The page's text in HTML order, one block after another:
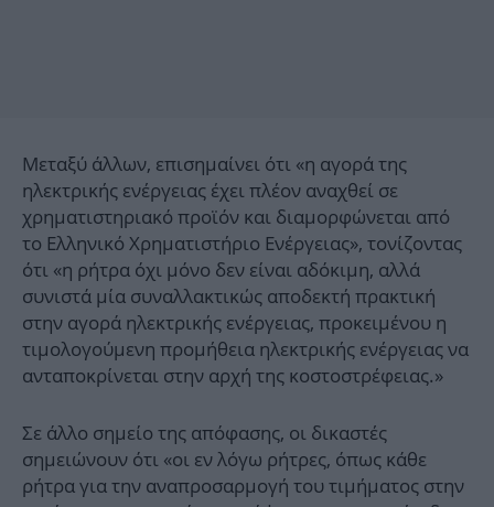
Μεταξύ άλλων, επισημαίνει ότι «η αγορά της
ηλεκτρικής ενέργειας έχει πλέον αναχθεί σε
χρηματιστηριακό προϊόν και διαμορφώνεται από
το Ελληνικό Χρηματιστήριο Ενέργειας», τονίζοντας
ότι «η ρήτρα όχι μόνο δεν είναι αδόκιμη, αλλά
συνιστά μία συναλλακτικώς αποδεκτή πρακτική
στην αγορά ηλεκτρικής ενέργειας, προκειμένου η
τιμολογούμενη προμήθεια ηλεκτρικής ενέργειας να
ανταποκρίνεται στην αρχή της κοστοστρέφειας.»
Σε άλλο σημείο της απόφασης, οι δικαστές
σημειώνουν ότι «οι εν λόγω ρήτρες, όπως κάθε
ρήτρα για την αναπροσαρμογή του τιμήματος στην